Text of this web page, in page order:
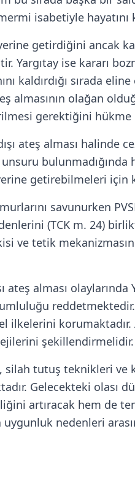
isabetiyle
getirdiğini ancak
ise kararı
kaldırdığı sırada
almasının olağan
gerektiğini hükme
ateş alması
getirebilmeleri
savunurken
(TCK m. 24)
ve tetik
ateş alması
ilkelerini
şekillendirmelidir.
tutuş teknikleri ve
Gelecekteki olası
artıracak hem de
nedenleri